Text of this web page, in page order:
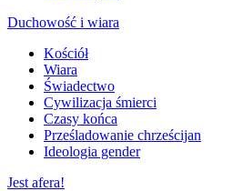
Duchowość i wiara
Kościół
Wiara
Świadectwo
Cywilizacja śmierci
Czasy końca
Prześladowanie chrześcijan
Ideologia gender
Jest afera!